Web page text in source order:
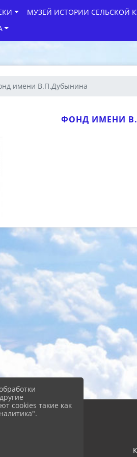
МУЗЕЙ ИСТОРИИ СЕЛЬСКОЙ
имени В.П.Дубынина
ФОНД ИМЕНИ
cookies такие как